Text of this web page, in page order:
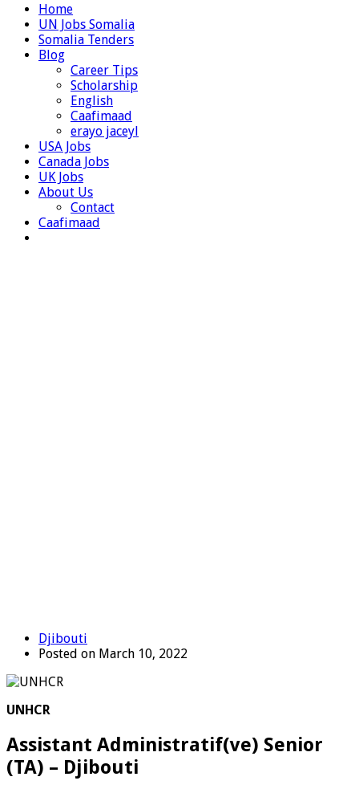
Home
UN Jobs Somalia
Somalia Tenders
Blog
Career Tips
Scholarship
English
Caafimaad
erayo jaceyl
USA Jobs
Canada Jobs
UK Jobs
About Us
Contact
Caafimaad
Djibouti
Posted on March 10, 2022
UNHCR
Assistant Administratif(ve) Senior
(TA) – Djibouti